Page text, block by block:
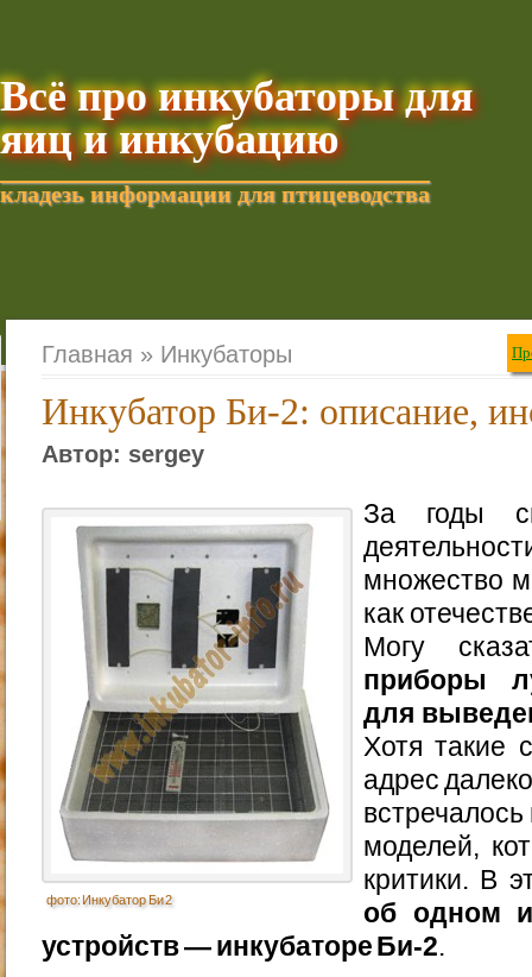
Всё про инкубаторы для
яиц и инкубацию
кладезь информации для птицеводства
Добавить текущую
Главная » Инкубаторы
Инкубатор Би-2: описание,
Автор: sergey
фото: Инкубатор Би 2
За годы
множество
как
Могу
приборы
для
Хотя такие
адрес
моделей,
критики. В
об одном
устройств — инкубаторе Би-2.